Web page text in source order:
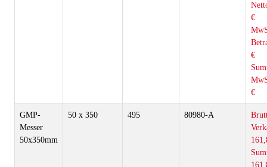
€
€
€
GMP-
Messer
50x350mm
50 x 350 495 80980-A